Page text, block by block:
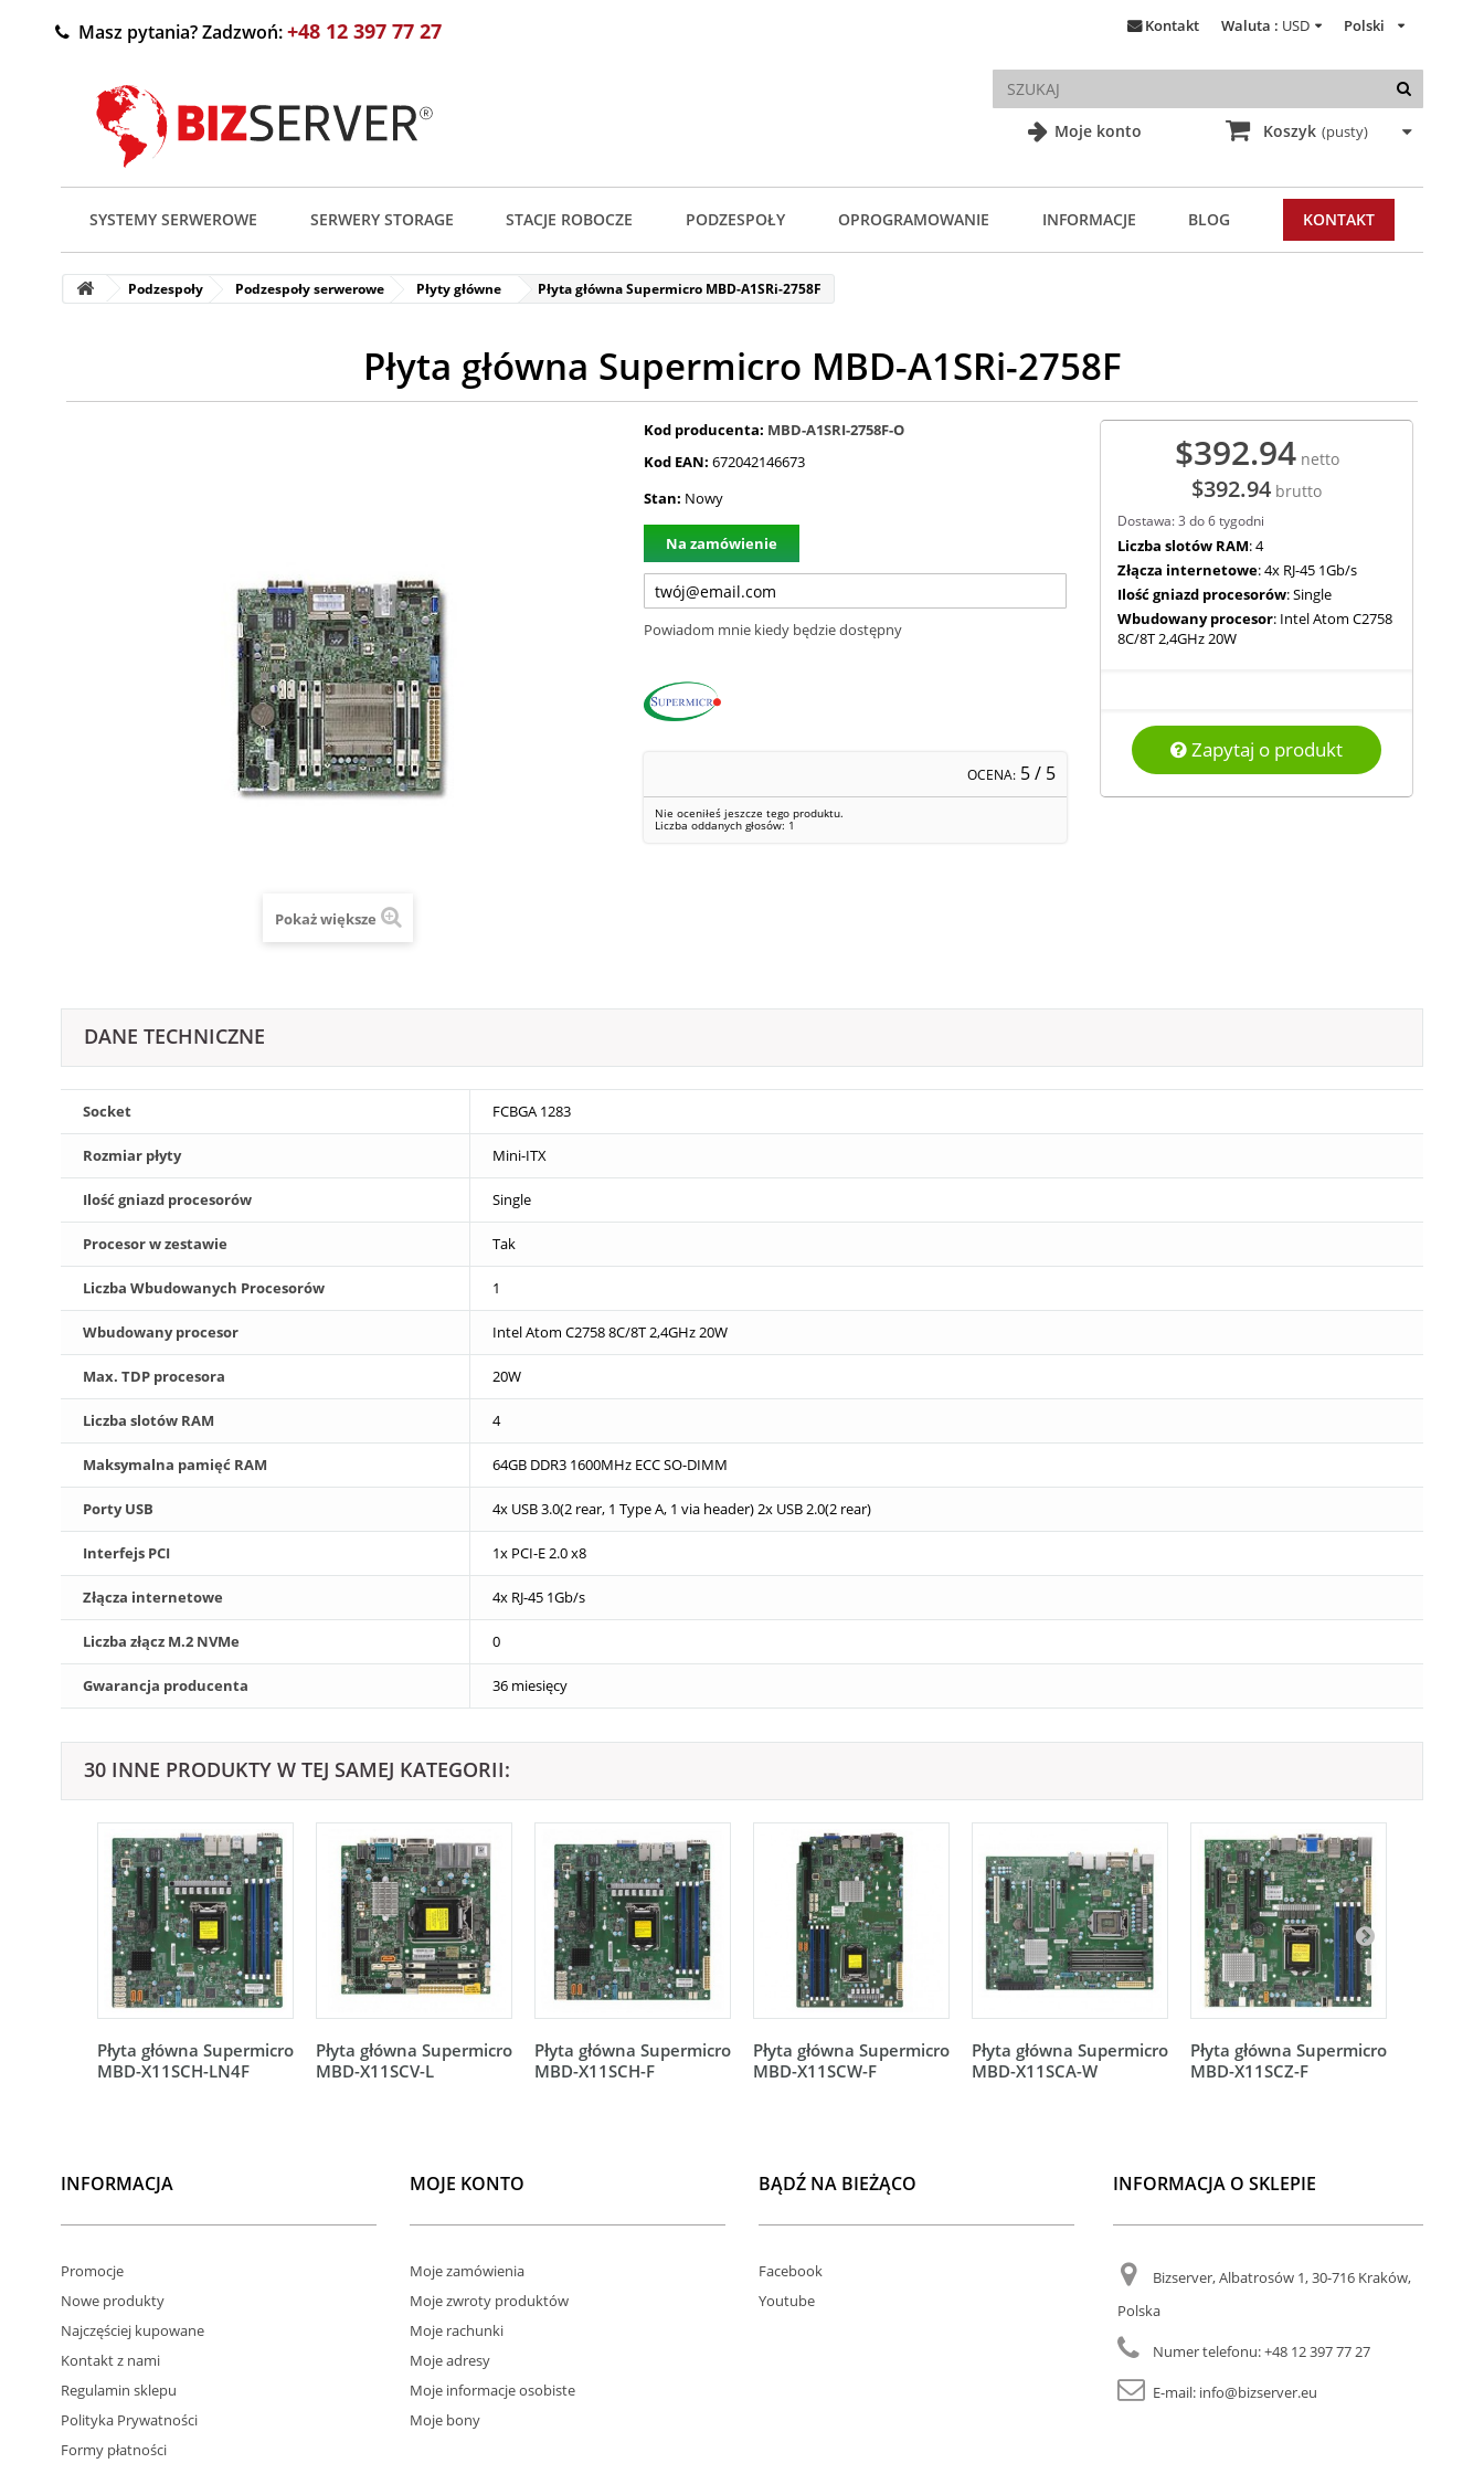
Moje konto
Polski
Waluta : USD
Kontakt
Masz pytania? Zadzwoń:+48 12 397 77 27
Koszyk (pusty)
SYSTEMY SERWEROWE SERWERY STORAGE STACJE ROBOCZE PODZESPOŁY OPROGRAMOWANIE INFORMACJE BLOG KONTAKT
Podzespoły Podzespoły serwerowe Płyty główne Płyta główna Supermicro MBD-A1SRi-2758F
Płyta główna Supermicro MBD-A1SRi-2758F
Pokaż większe
Kod producenta: MBD-A1SRI-2758F-O
Kod EAN: 672042146673
Stan: Nowy
Na zamówienie
Powiadom mnie kiedy będzie dostępny
OCENA: 5/ 5
Nie oceniłeś jeszcze tego produktu.
Liczba oddanych głosów: 1
$392.94netto
$392.94 brutto
Dostawa: 3 do 6 tygodni
Liczba slotów RAM: 4
Złącza internetowe: 4x RJ-45 1Gb/s
Ilość gniazd procesorów: Single
Wbudowany procesor: Intel Atom C2758
8C/8T 2,4GHz 20W
Zapytaj o produkt
DANE TECHNICZNE
Socket FCBGA 1283
Rozmiar płyty Mini-ITX
Ilość gniazd procesorów Single
Procesor w zestawie Tak
Liczba Wbudowanych Procesorów 1
Wbudowany procesor Intel Atom C2758 8C/8T 2,4GHz 20W
Max. TDP procesora 20W
Liczba slotów RAM 4
Maksymalna pamięć RAM 64GB DDR3 1600MHz ECC SO-DIMM
Porty USB 4x USB 3.0(2 rear, 1 Type A, 1 via header) 2x USB 2.0(2 rear)
Interfejs PCI 1x PCI-E 2.0 x8
Złącza internetowe 4x RJ-45 1Gb/s
Liczba złącz M.2 NVMe 0
Gwarancja producenta 36 miesięcy
30 INNE PRODUKTY W TEJ SAMEJ KATEGORII:
Płyta główna Supermicro
MBD-X11SCH-LN4F
Płyta główna Supermicro
MBD-X11SCV-L
Płyta główna Supermicro
MBD-X11SCH-F
Płyta główna Supermicro
MBD-X11SCW-F
Płyta główna Supermicro
MBD-X11SCA-W
Płyta główna Supermicro
MBD-X11SCZ-F
INFORMACJA
Promocje
Nowe produkty
Najczęściej kupowane
Kontakt z nami
Regulamin sklepu
Polityka Prywatności
Formy płatności
MOJE KONTO
Moje zamówienia
Moje zwroty produktów
Moje rachunki
Moje adresy
Moje informacje osobiste
Moje bony
BĄDŹ NA BIEŻĄCO
Facebook
Youtube
INFORMACJA O SKLEPIE
Bizserver, Albatrosów 1, 30-716 Kraków,
Polska
Numer telefonu:+48 12 397 77 27
E-mail: info@bizserver.eu